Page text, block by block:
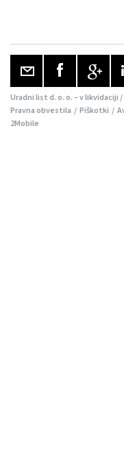
Uradni list d. o. o. – v likvidaciji
Pravna obvestila / Piškotki /
2Mobile